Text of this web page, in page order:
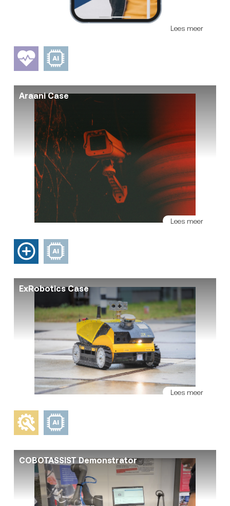
Lees meer
Araani Case
Lees meer
ExRobotics Case
Lees meer
COBOTASSIST Demonstrator